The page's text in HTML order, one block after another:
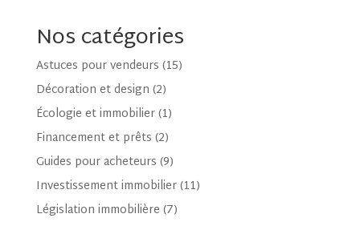
Nos catégories
Astuces pour vendeurs (15)
Décoration et design (2)
Écologie et immobilier(1)
Financement et prêts (2)
Guides pour acheteurs (9)
Investissement immobilier(11)
Législation immobilière (7)